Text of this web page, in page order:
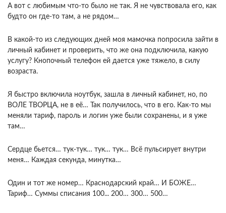
А вот с любимым что-то было не так. Я не чувствовала его, как
будто он где-то там, а не рядом…
В какой-то из следующих дней моя мамочка попросила зайти в
личный кабинет и проверить, что же она подключила, какую
услугу? Кнопочный телефон ей дается уже тяжело, в силу
возраста.
Я быстро включила ноутбук, зашла в личный кабинет, но, по
ВОЛЕ ТВОРЦА, не в её… Так получилось, что в его. Как-то мы
меняли тариф, пароль и логин уже были сохранены, и я уже
там…
Сердце бьется… тук-тук… тук… тук… Всё пульсирует внутри
меня… Каждая секунда, минутка…
Один и тот же номер… Краснодарский край… И БОЖЕ…
Тариф… Суммы списания 100... 200… 300… 500…